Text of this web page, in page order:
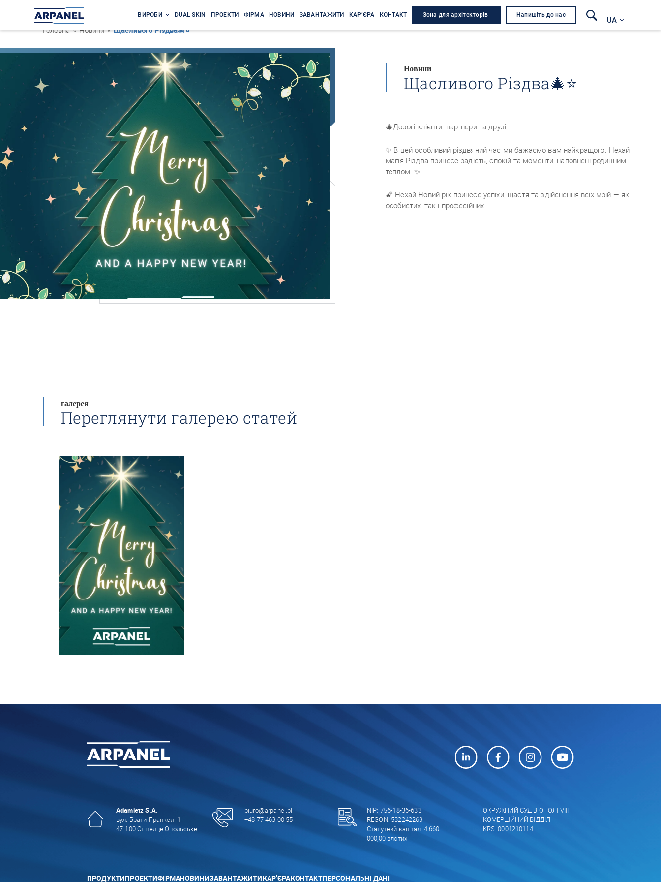
ВИРОБИ DUAL SKIN ПРОЕКТИ ФІРМА НОВИНИ ЗАВАНТАЖИТИ КАР’ЄРА КОНТАКТ Зона для архітекторів Напишіть до нас
UA
Головна » Новини »Щасливого Різдва🎄⭐
Новини
Щасливого Різдва🎄⭐
🎄Дорогі клієнти, партнери та друзі,
✨ В цей особливий різдвяний час ми бажаємо вам найкращого. Нехай
магія Різдва принесе радість, спокій та моменти, наповнені родинним
теплом. ✨
🌠 Нехай Новий рік принесе успіхи, щастя та здійснення всіх мрій — як
особистих, так і професійних.
галерея
Переглянути галерею статей
Adamietz S.A.
вул. Брати Пранкелі 1
47-100 Стшелце Опольське
biuro@arpanel.pl
+48 77 463 00 55
NIP: 756-18-36-633
REGON: 532242263
Статутний капітал: 4 660
000,00 злотих
ОКРУЖНИЙ СУД В ОПОЛІ VIII
КОМЕРЦІЙНИЙ ВІДДІЛ
KRS: 0001210114
ПРОДУКТИПРОЕКТИФІРМАНОВИНИЗАВАНТАЖИТИКАР’ЄРАКОНТАКТПЕРСОНАЛЬНІ ДАНІ